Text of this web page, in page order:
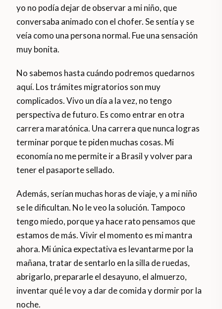
yo no podía dejar de observar a mi niño, que
conversaba animado con el chofer. Se sentía y se
veía como una persona normal. Fue una sensación
muy bonita.
No sabemos hasta cuándo podremos quedarnos
aquí. Los trámites migratorios son muy
complicados. Vivo un día a la vez, no tengo
perspectiva de futuro. Es como entrar en otra
carrera maratónica. Una carrera que nunca logras
terminar porque te piden muchas cosas. Mi
economía no me permite ir a Brasil y volver para
tener el pasaporte sellado.
Además, serían muchas horas de viaje, y a mi niño
se le dificultan. No le veo la solución. Tampoco
tengo miedo, porque ya hace rato pensamos que
estamos de más. Vivir el momento es mi mantra
ahora. Mi única expectativa es levantarme por la
mañana, tratar de sentarlo en la silla de ruedas,
abrigarlo, prepararle el desayuno, el almuerzo,
inventar qué le voy a dar de comida y dormir por la
noche.